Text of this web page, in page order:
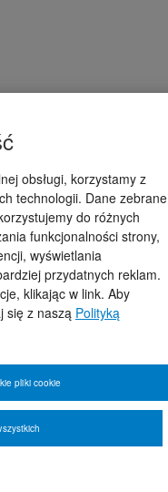
obsługi, korzystamy z
technologii. Dane zebrane
do różnych
funkcjonalności strony,
wyświetlania
przydatnych reklam.
klikając w link. Aby
się z naszą Polityką
pliki cookie